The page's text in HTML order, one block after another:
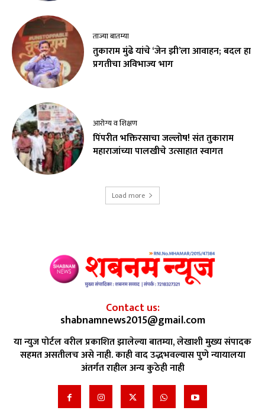
ताज्या बातम्या
तुकाराम मुंढे यांचे ‘जेन झी’ला आवाहन; बदल हा
प्रगतीचा अविभाज्य भाग
आरोग्य व शिक्षण
पिंपरीत भक्तिरसाचा जल्लोष! संत तुकाराम
महाराजांच्या पालखीचे उत्साहात स्वागत
Load more
Contact us:
shabnamnews2015@gmail.com
या न्युज पोर्टल वरील प्रकाशित झालेल्या बातम्या, लेखाशी मुख्य संपादक
सहमत असतीलच असे नाही. काही वाद उद्भभवल्यास पुणे न्यायालया
अंतर्गत राहील अन्य कुठेही नाही